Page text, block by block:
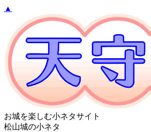
▲
お城を楽しむ小ネタサイト
松山城の小ネタ